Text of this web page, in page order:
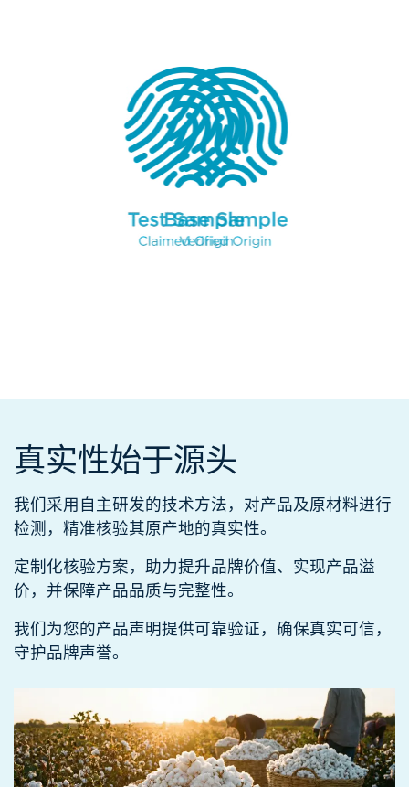
真实性始于源头
我们采用自主研发的技术方法，对产品及原材料进行
检测，精准核验其原产地的真实性。​
定制化核验方案，助力提升品牌价值、实现产品溢
价，并保障产品品质与完整性。​
我们为您的产品声明提供可靠验证，确保真实可信，
守护品牌声誉。